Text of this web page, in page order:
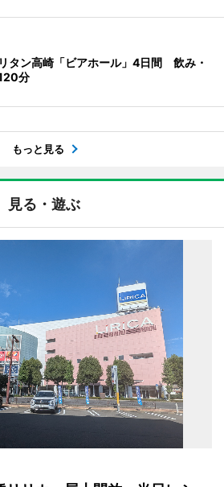
タン高崎「ビアホール」4日間 飲み・
分
もっと見る
見る・遊ぶ